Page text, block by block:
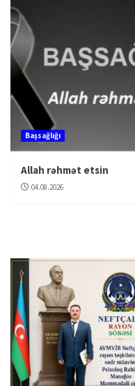
Başsağlığı
Allah rəhmət etsin
04.08.2026